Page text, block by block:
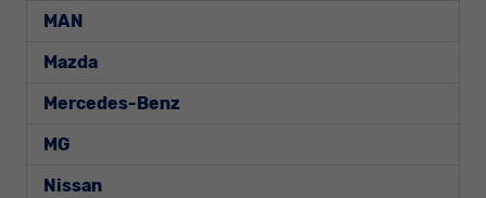
MAN
Mazda
Mercedes-Benz
MG
Nissan